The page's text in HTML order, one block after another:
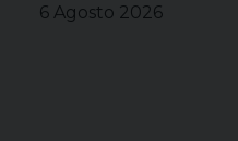
6 Agosto 2026